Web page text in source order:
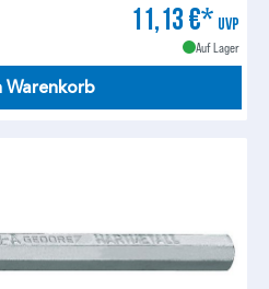
11,13 €* UVP
Auf Lager
Warenkorb